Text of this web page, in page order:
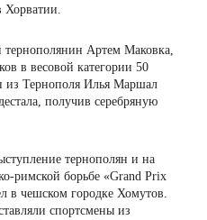
Хорватии.
Артем Маковка,
в весовой категории 50
из Тернополя Илья Маршал
получив серебряную
тернополян и на
римской борьбе «Grand Prix
в чешском городке Хомутов.
спортсмены из